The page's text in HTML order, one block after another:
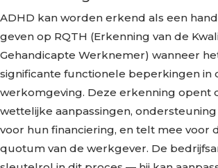
ADHD kan worden erkend als een
geven op RQTH (Erkenning van de
Gehandicapte Werknemer) wanneer
significante functionele beperkingen in
werkomgeving. Deze erkenning opent
wettelijke aanpassingen, ondersteuning
voor hun financiering, en telt mee voor
quotum van de werkgever. De